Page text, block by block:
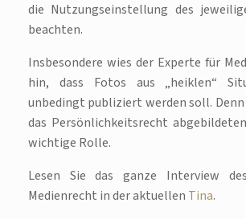
die Nutzungseinstellung des
beachten.
Insbesondere wies der Experte für
hin, dass Fotos aus „heiklen“
unbedingt publiziert werden soll.
das Persönlichkeitsrecht
wichtige Rolle.
Lesen Sie das ganze Interview
Medienrecht in der aktuellen Tina.